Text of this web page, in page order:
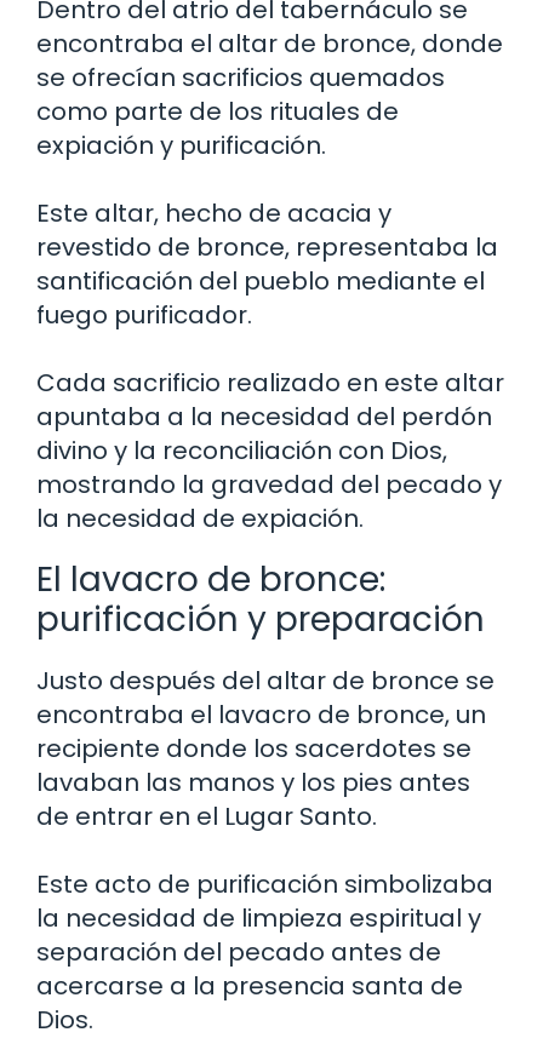
Dentro del atrio del tabernáculo se
encontraba el altar de bronce, donde
se ofrecían sacrificios quemados
como parte de los rituales de
expiación y purificación.
Este altar, hecho de acacia y
revestido de bronce, representaba la
santificación del pueblo mediante el
fuego purificador.
Cada sacrificio realizado en este altar
apuntaba a la necesidad del perdón
divino y la reconciliación con Dios,
mostrando la gravedad del pecado y
la necesidad de expiación.
El lavacro de bronce:
purificación y preparación
Justo después del altar de bronce se
encontraba el lavacro de bronce, un
recipiente donde los sacerdotes se
lavaban las manos y los pies antes
de entrar en el Lugar Santo.
Este acto de purificación simbolizaba
la necesidad de limpieza espiritual y
separación del pecado antes de
acercarse a la presencia santa de
Dios.